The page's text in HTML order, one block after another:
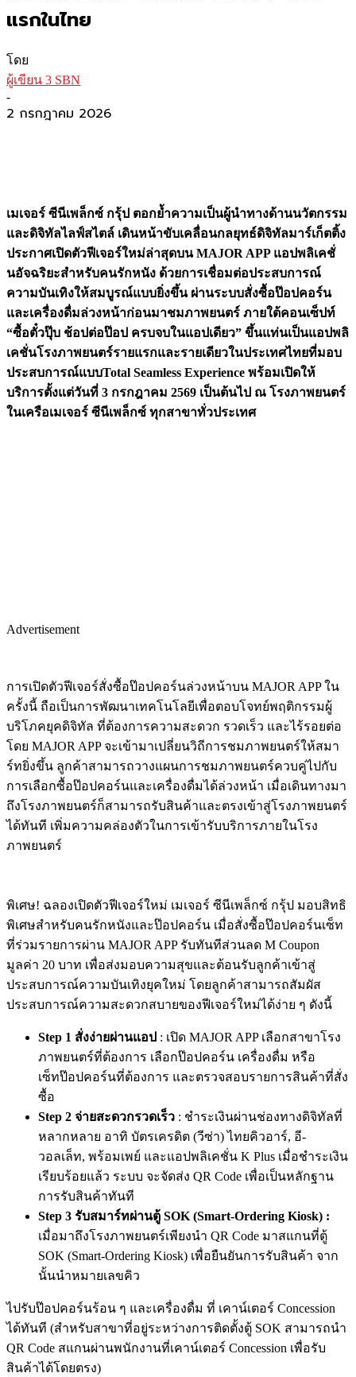
แรกในไทย
โดย
ผู้เขียน 3 SBN
-
2 กรกฎาคม 2026
เมเจอร์ ซีนีเพล็กซ์ กรุ้ป ตอกย้ำความเป็นผู้นำทางด้านนวัตกรรม
และดิจิทัลไลฟ์สไตล์ เดินหน้าขับเคลื่อนกลยุทธ์ดิจิทัลมาร์เก็ตติ้ง
ประกาศเปิดตัวฟีเจอร์ใหม่ล่าสุดบนMAJOR APP แอปพลิเคชั่
นอัจฉริยะสำหรับคนรักหนัง ด้วยการเชื่อมต่อประสบการณ์
ความบันเทิงให้สมบูรณ์แบบยิ่งขึ้น ผ่านระบบสั่งซื้อป๊อปคอร์น
และเครื่องดื่มล่วงหน้าก่อนมาชมภาพยนตร์ ภายใต้คอนเซ็ปท์
“ซื้อตั๋วปุ๊บ ช้อปต่อป๊อป ครบจบในแอปเดียว” ขึ้นแท่นเป็นแอปพลิ
เคชั่นโรงภาพยนตร์รายแรกและรายเดียวในประเทศไทยที่มอบ
ประสบการณ์แบบTotal Seamless Experience พร้อมเปิดให้
บริการตั้งแต่วันที่ 3 กรกฎาคม 2569 เป็นต้นไป ณ โรงภาพยนตร์
ในเครือเมเจอร์ ซีนีเพล็กซ์ ทุกสาขาทั่วประเทศ
Advertisement
การเปิดตัวฟีเจอร์สั่งซื้อป๊อปคอร์นล่วงหน้าบน MAJOR APP ใน
ครั้งนี้ ถือเป็นการพัฒนาเทคโนโลยีเพื่อตอบโจทย์พฤติกรรมผู้
บริโภคยุคดิจิทัล ที่ต้องการความสะดวก รวดเร็ว และไร้รอยต่อ
โดย MAJOR APP จะเข้ามาเปลี่ยนวิถีการชมภาพยนตร์ให้สมา
ร์ทยิ่งขึ้น ลูกค้าสามารถวางแผนการชมภาพยนตร์ควบคู่ไปกับ
การเลือกซื้อป๊อปคอร์นและเครื่องดื่มได้ล่วงหน้า เมื่อเดินทางมา
ถึงโรงภาพยนตร์ก็สามารถรับสินค้าและตรงเข้าสู่โรงภาพยนตร์
ได้ทันที เพิ่มความคล่องตัวในการเข้ารับบริการภายในโรง
ภาพยนตร์
พิเศษ! ฉลองเปิดตัวฟีเจอร์ใหม่ เมเจอร์ ซีนีเพล็กซ์ กรุ้ป มอบสิทธิ
พิเศษสำหรับคนรักหนังและป๊อปคอร์น เมื่อสั่งซื้อป๊อปคอร์นเซ็ท
ที่ร่วมรายการผ่าน MAJOR APP รับทันทีส่วนลด M Coupon
มูลค่า 20 บาท เพื่อส่งมอบความสุขและต้อนรับลูกค้าเข้าสู่
ประสบการณ์ความบันเทิงยุคใหม่ โดยลูกค้าสามารถสัมผัส
ประสบการณ์ความสะดวกสบายของฟีเจอร์ใหม่ได้ง่าย ๆ ดังนี้
Step 1 สั่งง่ายผ่านแอป : เปิด MAJOR APP เลือกสาขาโรง
ภาพยนตร์ที่ต้องการ เลือกป๊อปคอร์น เครื่องดื่ม หรือ
เซ็ทป๊อปคอร์นที่ต้องการ และตรวจสอบรายการสินค้าที่สั่ง
ซื้อ
Step 2 จ่ายสะดวกรวดเร็ว : ชำระเงินผ่านช่องทางดิจิทัลที่
หลากหลาย อาทิ บัตรเครดิต (วีซ่า) ไทยคิวอาร์, อี-
วอลเล็ท, พร้อมเพย์ และแอปพลิเคชั่น K Plus เมื่อชำระเงิน
เรียบร้อยแล้ว ระบบ จะจัดส่ง QR Code เพื่อเป็นหลักฐาน
การรับสินค้าทันที
Step 3 รับสมาร์ทผ่านตู้ SOK (Smart-Ordering Kiosk) :
เมื่อมาถึงโรงภาพยนตร์เพียงนำ QR Code มาสแกนที่ตู้
SOK (Smart-Ordering Kiosk) เพื่อยืนยันการรับสินค้า จาก
นั้นนำหมายเลขคิว
ไปรับป๊อปคอร์นร้อน ๆ และเครื่องดื่ม ที่ เคาน์เตอร์ Concession
ได้ทันที (สำหรับสาขาที่อยู่ระหว่างการติดตั้งตู้ SOK สามารถนำ
QR Code สแกนผ่านพนักงานที่เคาน์เตอร์ Concession เพื่อรับ
สินค้าได้โดยตรง)